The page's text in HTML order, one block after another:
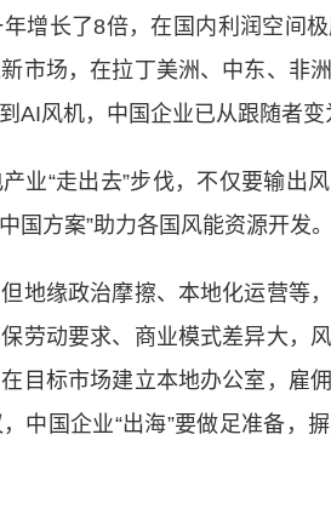
增长了8倍，在国内利润空间
市场，在拉丁美洲、中东、非
AI风机，中国企业已从跟随者变
“走出去”步伐，不仅要输出
国方案”助力各国风能资源开发。
缘政治摩擦、本地化运营等
劳动要求、商业模式差异大，
目标市场建立本地办公室，雇
中国企业“出海”要做足准备，